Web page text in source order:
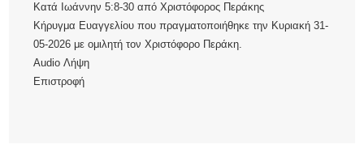
Κατά Ιωάννην 5:8-30 απόΧριστόφορος Περάκης
Κήρυγμα Ευαγγελίου που πραγματοποιήθηκε την Κυριακή 31-
05-2026 με ομιλητή τον Χριστόφορο Περάκη.
Audio Λήψη
Επιστροφή